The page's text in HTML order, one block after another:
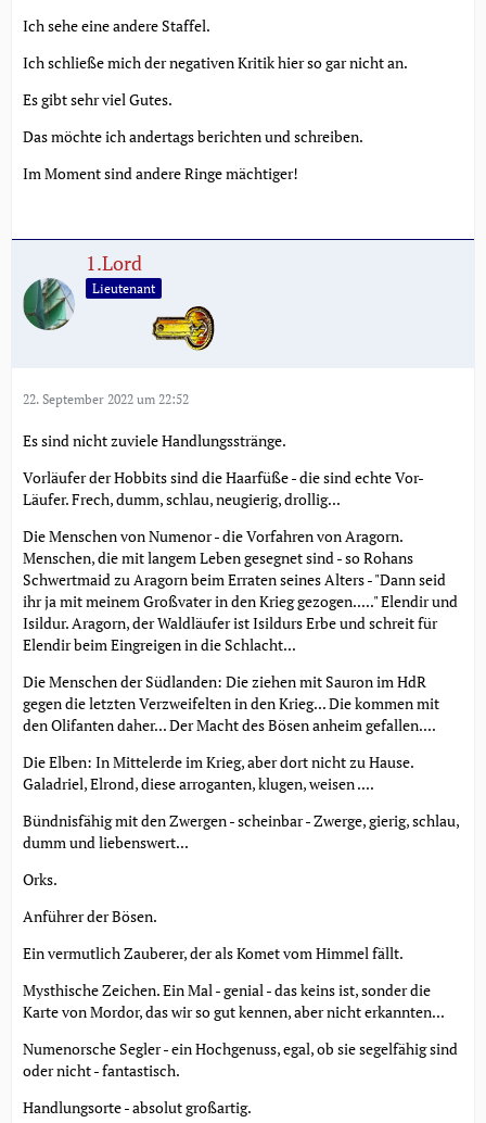
Ich sehe eine andere Staffel.
Ich schließe mich der negativen Kritik hier so gar nicht an.
Es gibt sehr viel Gutes.
Das möchte ich andertags berichten und schreiben.
Im Moment sind andere Ringe mächtiger!
1.Lord
Lieutenant
22. September 2022 um 22:52
Es sind nicht zuviele Handlungsstränge.
Vorläufer der Hobbits sind die Haarfüße - die sind echte Vor-
Läufer. Frech, dumm, schlau, neugierig, drollig...
Die Menschen von Numenor - die Vorfahren von Aragorn.
Menschen, die mit langem Leben gesegnet sind - so Rohans
Schwertmaid zu Aragorn beim Erraten seines Alters - "Dann seid
ihr ja mit meinem Großvater in den Krieg gezogen....." Elendir und
Isildur. Aragorn, der Waldläufer ist Isildurs Erbe und schreit für
Elendir beim Eingreigen in die Schlacht...
Die Menschen der Südlanden: Die ziehen mit Sauron im HdR
gegen die letzten Verzweifelten in den Krieg... Die kommen mit
den Olifanten daher... Der Macht des Bösen anheim gefallen....
Die Elben: In Mittelerde im Krieg, aber dort nicht zu Hause.
Galadriel, Elrond, diese arroganten, klugen, weisen ....
Bündnisfähig mit den Zwergen - scheinbar - Zwerge, gierig, schlau,
dumm und liebenswert...
Orks.
Anführer der Bösen.
Ein vermutlich Zauberer, der als Komet vom Himmel fällt.
Mysthische Zeichen. Ein Mal - genial - das keins ist, sonder die
Karte von Mordor, das wir so gut kennen, aber nicht erkannten...
Numenorsche Segler - ein Hochgenuss, egal, ob sie segelfähig sind
oder nicht - fantastisch.
Handlungsorte - absolut großartig.